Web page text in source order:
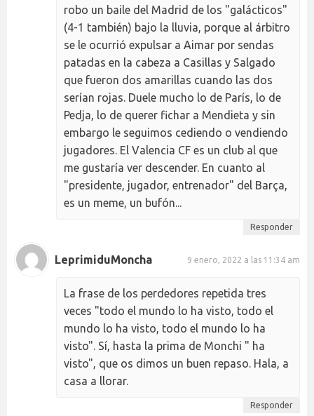
robo un baile del Madrid de los "galácticos"
(4-1 también) bajo la lluvia, porque al árbitro
se le ocurrió expulsar a Aimar por sendas
patadas en la cabeza a Casillas y Salgado
que fueron dos amarillas cuando las dos
serían rojas. Duele mucho lo de París, lo de
Pedja, lo de querer fichar a Mendieta y sin
embargo le seguimos cediendo o vendiendo
jugadores. El Valencia CF es un club al que
me gustaría ver descender. En cuanto al
"presidente, jugador, entrenador" del Barça,
es un meme, un bufón...
Responder
LeprimiduMoncha 9 enero, 2022 a las 11:34 am
La frase de los perdedores repetida tres
veces "todo el mundo lo ha visto, todo el
mundo lo ha visto, todo el mundo lo ha
visto". Sí, hasta la prima de Monchi " ha
visto", que os dimos un buen repaso. Hala, a
casa a llorar.
Responder